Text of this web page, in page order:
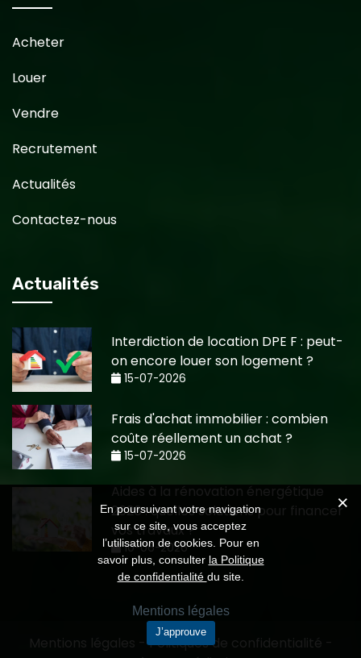
Acheter
Louer
Vendre
Recrutement
Actualités
Contactez-nous
Actualités
Interdiction de location DPE F : peut-
on encore louer son logement ?
15-07-2026
Frais d'achat immobilier : combien
coûte réellement un achat ?
15-07-2026
Aides à la rénovation énergétique
2026 : quelles solutions pour financer
vos travaux ?
10-06-2026
-Politiques de confidentialité
En poursuivant votre navigation
sur ce site, vous acceptez
l’utilisation de cookies. Pour en
savoir plus, consulter la Politique
de confidentialité du site.
Mentions légales
J’approuve